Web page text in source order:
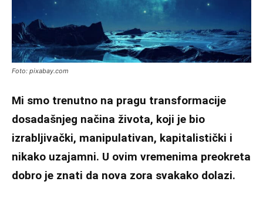
Foto: pixabay.com
Mi smo trenutno na pragu transformacije
dosadašnjeg načina života, koji je bio
izrabljivački, manipulativan, kapitalistički i
nikako uzajamni. U ovim vremenima preokreta
dobro je znati da nova zora svakako dolazi.